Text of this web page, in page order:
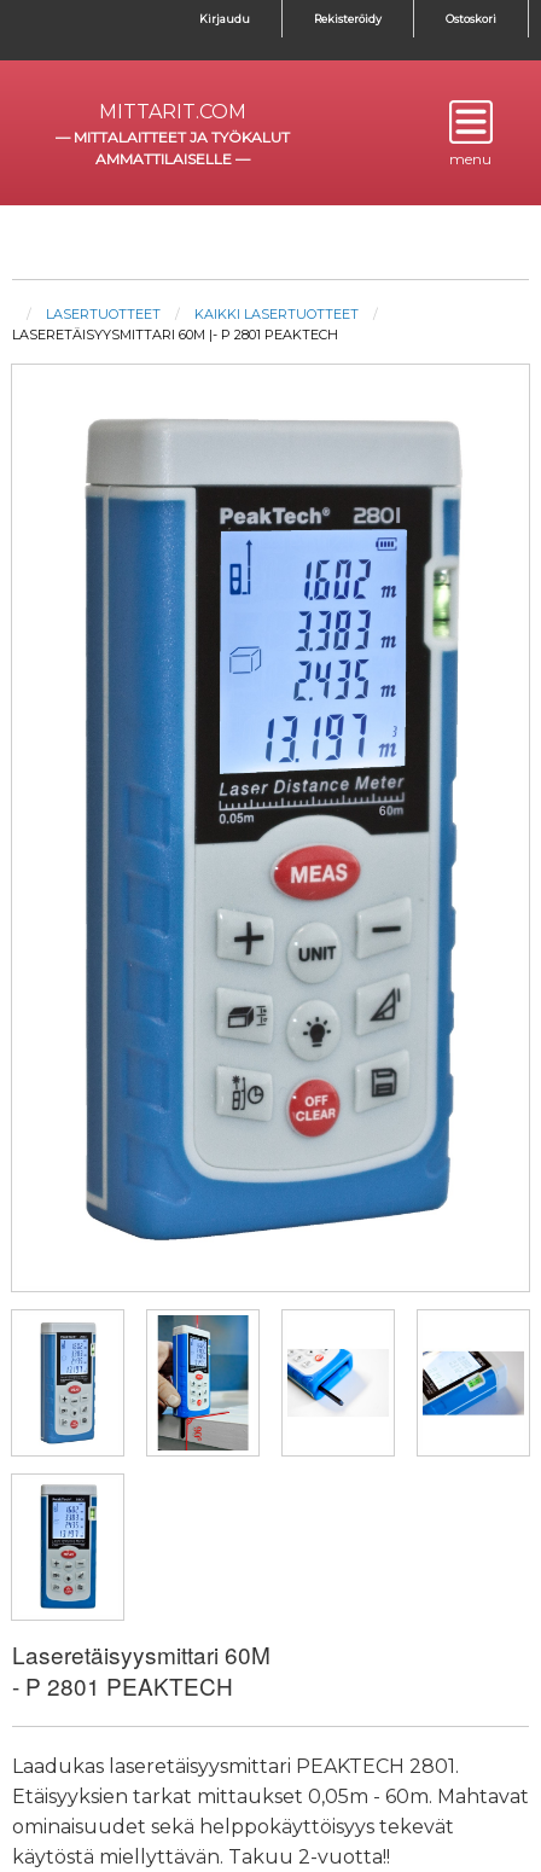
Kirjaudu Rekisteröidy Ostoskori
MITTARIT.COM
— MITTALAITTEET JA TYÖKALUT
AMMATTILAISELLE — menu
LASERTUOTTEET
KAIKKI LASERTUOTTEET
LASERETÄISYYSMITTARI 60M |- P 2801 PEAKTECH
Laseretäisyysmittari 60M
- P 2801 PEAKTECH
Laadukas laseretäisyysmittari PEAKTECH 2801.
Etäisyyksien tarkat mittaukset 0,05m - 60m. Mahtavat
ominaisuudet sekä helppokäyttöisyys tekevät
käytöstä miellyttävän. Takuu 2-vuotta!!